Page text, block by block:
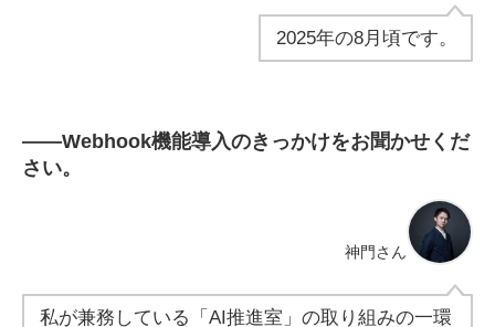
2025年の8月頃です。
――Webhook機能導入のきっかけをお聞かせくだ
さい。
神門さん
私が兼務している「AI推進室」の取り組みの一環